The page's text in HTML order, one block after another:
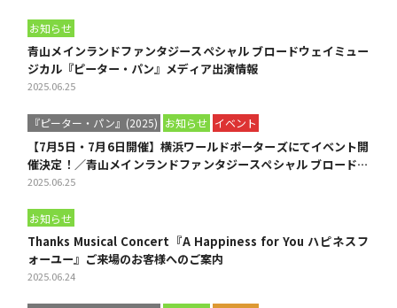
お知らせ
青山メインランドファンタジースペシャル ブロードウェイミュー
ジカル『ピーター・パン』メディア出演情報
2025.06.25
『ピーター・パン』(2025) お知らせ イベント
【7月5日・7月6日開催】横浜ワールドポーターズにてイベント開
催決定！／青山メインランドファンタジースペシャル ブロードウ
ェイミュージカル『ピーター・パン』
2025.06.25
お知らせ
Thanks Musical Concert『A Happiness for You ハピネスフ
ォーユー』ご来場のお客様へのご案内
2025.06.24